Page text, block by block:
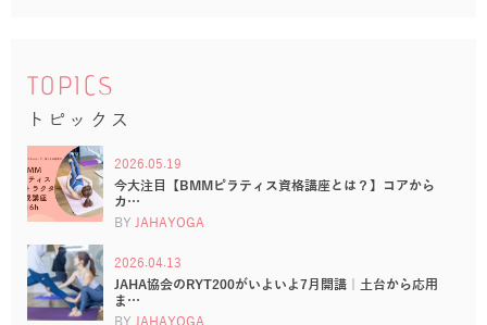
TOPICS
トピックス
2026.05.19
今大注目【BMMピラティス資格講座とは？】コアから
カ…
BY JAHAYOGA
2026.04.13
JAHA協会のRYT200がいよいよ7月開講｜土台から応用
ま…
BY JAHAYOGA